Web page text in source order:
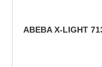
ABEBA X-LIGHT